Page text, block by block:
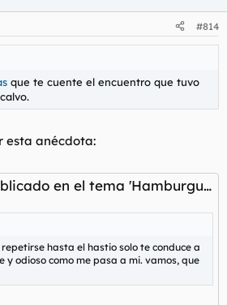
#814
que te cuente el encuentro que tuvo
esta anécdota:
en el tema 'Hamburguesas premium y otros sacacuartos para subnormales hamburguesados'
repetirse hasta el hastio solo te conduce a
y odioso como me pasa a mi. vamos, que